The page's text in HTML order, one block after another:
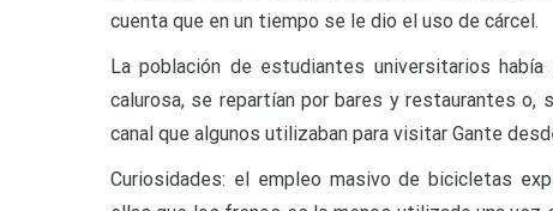
cuenta que en un tiempo se le dio el uso de cárcel.
La población de estudiantes universitarios
calurosa, se repartían por bares y restaurantes o,
canal que algunos utilizaban para visitar Gante
Curiosidades: el empleo masivo de bicicletas